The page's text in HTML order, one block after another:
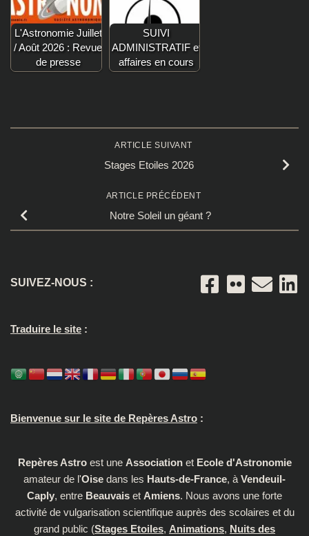
L'Astronomie Juillet
/ Août 2026 : Revue
de presse
SUIVI
ADMINISTRATIF et
affaires en cours
ARTICLE SUIVANT
Stages Etoiles 2026
ARTICLE PRÉCÉDENT
Notre Soleil un géant ?
SUIVEZ-NOUS :
Traduire le site :
Bienvenue sur le site de Repères Astro :
Repères Astroest une Associationet Ecole d'Astronomie
amateur de l'Oise dans les Hauts-de-France, à Vendeuil-
Caply, entre Beauvais et Amiens. Nous avons une forte
activité de vulgarisation scientifique auprès des scolaires et du
grand public (Stages Etoiles, Animations, Nuits des